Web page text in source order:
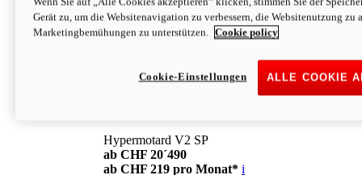
Konfigurieren Mehr entdecken
newV2
ab CHF 169 pro Monat* i
Mehr entdecken
Hypermotard V2 SP
ab CHF 20´490
ab CHF 219 pro Monat* i
Gerät zu, um die Websitenavigation zu verbessern, die Websitenutzung zu
Marketingbemühungen zu unterstützen.
Cookie policy
ALLE COOKIE
Cookie-Einstellungen